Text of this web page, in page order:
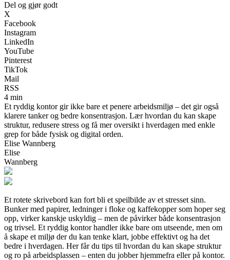
Del og gjør godt
X
Facebook
Instagram
LinkedIn
YouTube
Pinterest
TikTok
Mail
RSS
4 min
Et ryddig kontor gir ikke bare et penere arbeidsmiljø – det gir også
klarere tanker og bedre konsentrasjon. Lær hvordan du kan skape
struktur, redusere stress og få mer oversikt i hverdagen med enkle
grep for både fysisk og digital orden.
Elise Wannberg
Elise
Wannberg
Et rotete skrivebord kan fort bli et speilbilde av et stresset sinn.
Bunker med papirer, ledninger i floke og kaffekopper som hoper seg
opp, virker kanskje uskyldig – men de påvirker både konsentrasjon
og trivsel. Et ryddig kontor handler ikke bare om utseende, men om
å skape et miljø der du kan tenke klart, jobbe effektivt og ha det
bedre i hverdagen. Her får du tips til hvordan du kan skape struktur
og ro på arbeidsplassen – enten du jobber hjemmefra eller på kontor.